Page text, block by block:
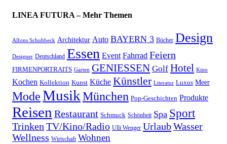
LINEA FUTURA – Mehr Themen
Alfons Schuhbeck Architektur Auto BAYERN 3 Bücher Design
Designer Deutschland Essen Event Fahrrad Feiern
FIRMENPORTRAITS Garten GENIESSEN Golf Hotel Kino
Kochen Kollektion Kunst Küche Künstler Literatur Luxus Meer
ModeMusikMünchen Pop-Geschichten Produkte
Reisen Restaurant Schmuck Schönheit Spa Sport
Trinken TV/Kino/Radio Ulli Wenger UrlaubWasser
Wellness Wirtschaft Wohnen